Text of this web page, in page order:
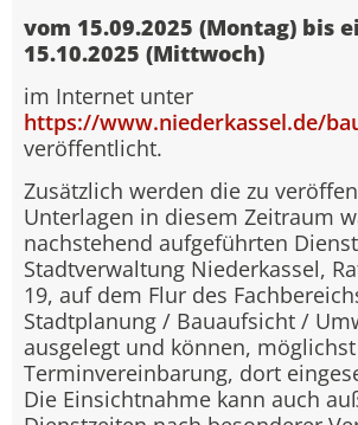
vom 15.09.2025 (Montag) bis
15.10.2025 (Mittwoch)
im Internet unter
https://www.niederkassel.de/
veröffentlicht.
Zusätzlich werden die zu
Unterlagen in diesem Zeitraum
nachstehend aufgeführten
Stadtverwaltung Niederkassel,
19, auf dem Flur des
Stadtplanung / Bauaufsicht /
ausgelegt und können,
Terminvereinbarung, dort
Die Einsichtnahme kann auch